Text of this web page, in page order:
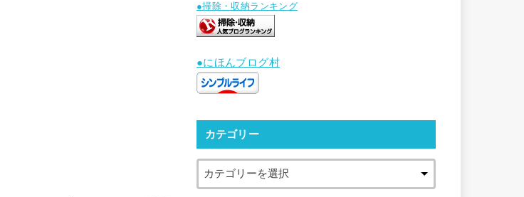
●掃除・収納ランキング
●にほんブログ村
カテゴリー